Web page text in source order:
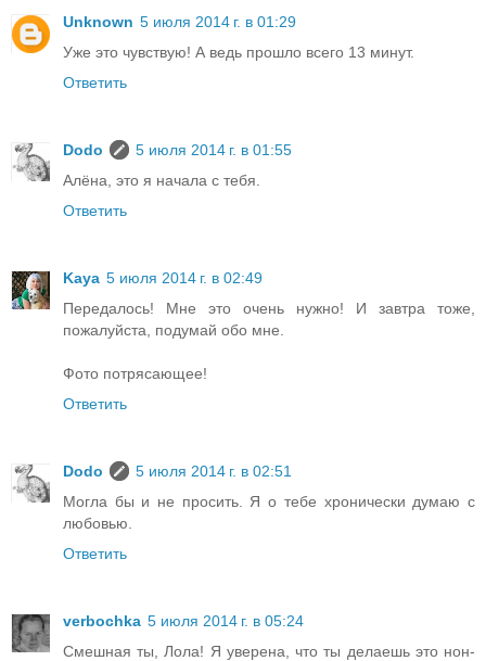
Unknown 5 июля 2014 г. в 01:29
Уже это чувствую! А ведь прошло всего 13 минут.
Ответить
Dodo
5 июля 2014 г. в 01:55
Алёна, это я начала с тебя.
Ответить
Kaya 5 июля 2014 г. в 02:49
Передалось! Мне это очень нужно! И завтра тоже,
пожалуйста, подумай обо мне.
Фото потрясающее!
Ответить
Dodo
5 июля 2014 г. в 02:51
Могла бы и не просить. Я о тебе хронически думаю с
любовью.
Ответить
verbochka 5 июля 2014 г. в 05:24
Смешная ты, Лола! Я уверена, что ты делаешь это нон-